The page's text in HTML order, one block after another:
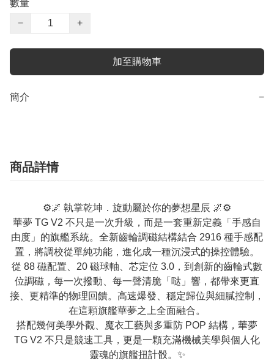
數量
−
+
加至購物車
簡介 −
商品詳情
⚙️🌌 執掌乾坤．旋動屬於你的夢想星辰 🌌⚙️
華夢 TG V2 不只是一次升級，而是一套重新定義「手感自
由度」的旗艦系統。全新齒輪調磁結構結合 2916 種手感配
置，將調校從單純功能，進化成一種沉浸式的操控體驗。
從 88 磁配置、20 磁球軸、芯定位 3.0，到創新的齒輪式數
位調磁，每一次撥動、每一聲清脆「哒」響，都帶來更直
接、更精準的物理回饋。高速爆發、穩定歸位與細膩控制，
在這顆旗艦華夢之上全面融合。
搭配幾何美學外觀、魔衣工藝與多重防 POP 結構，華夢
TG V2 不只是競速工具，更是一顆充滿機械美學與個人化
靈魂的旗艦扭計骰。✨